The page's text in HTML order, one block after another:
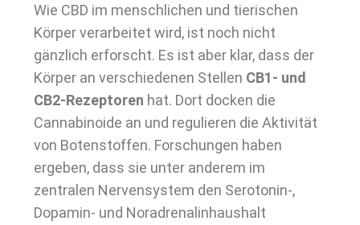
Wie CBD im menschlichen und tierischen
Körper verarbeitet wird, ist noch nicht
gänzlich erforscht. Es ist aber klar, dass der
Körper an verschiedenen Stellen CB1- und
CB2-Rezeptoren hat. Dort docken die
Cannabinoide an und regulieren die Aktivität
von Botenstoffen. Forschungen haben
ergeben, dass sie unter anderem im
zentralen Nervensystem den Serotonin-,
Dopamin- und Noradrenalinhaushalt